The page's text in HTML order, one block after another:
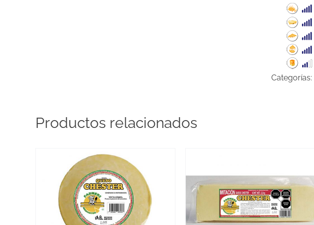
Categorías:
Productos relacionados